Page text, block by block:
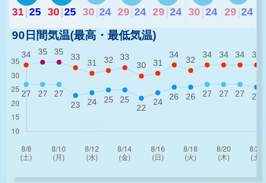
31|25 30|25 30 24 29 24 29 24 30 24 29 24
90日間気温(最高・最低気温)